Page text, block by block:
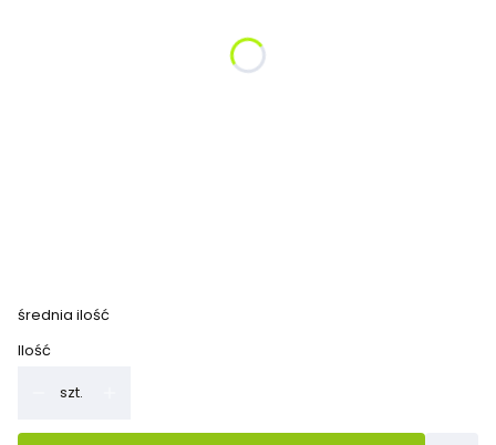
średnia ilość
Ilość
szt.